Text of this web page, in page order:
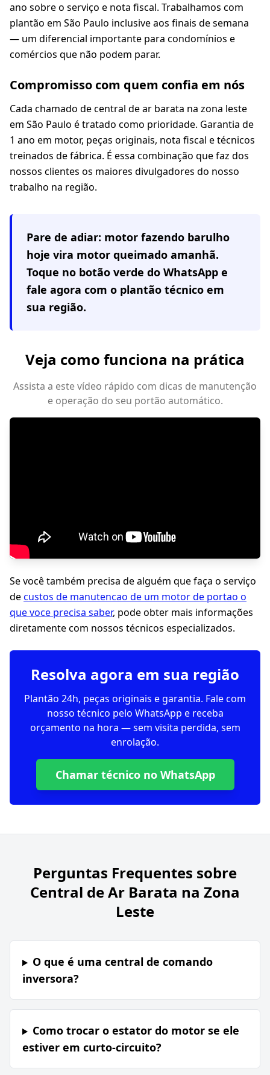
ano sobre o serviço e nota fiscal. Trabalhamos com
plantão em São Paulo inclusive aos finais de semana
— um diferencial importante para condomínios e
comércios que não podem parar.
Compromisso com quem confia em nós
Cada chamado de central de ar barata na zona leste
em São Paulo é tratado como prioridade. Garantia de
1 ano em motor, peças originais, nota fiscal e técnicos
treinados de fábrica. É essa combinação que faz dos
nossos clientes os maiores divulgadores do nosso
trabalho na região.
Pare de adiar: motor fazendo barulho
hoje vira motor queimado amanhã.
Toque no botão verde do WhatsApp e
fale agora com o plantão técnico em
sua região.
Veja como funciona na prática
Assista a este vídeo rápido com dicas de manutenção
e operação do seu portão automático.
Se você também precisa de alguém que faça o serviço
decustos de manutencao de um motor de portao o
que voce precisa saber, pode obter mais informações
diretamente com nossos técnicos especializados.
Resolva agora em sua região
Plantão 24h, peças originais e garantia. Fale com
nosso técnico pelo WhatsApp e receba
orçamento na hora — sem visita perdida, sem
enrolação.
Chamar técnico no WhatsApp
Perguntas Frequentes sobre
Central de Ar Barata na Zona
Leste
O que é uma central de comando
inversora?
Como trocar o estator do motor se ele
estiver em curto-circuito?